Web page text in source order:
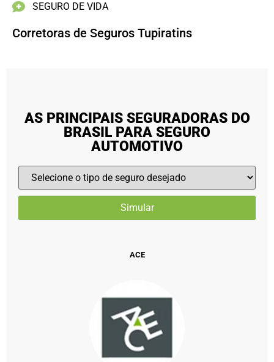
SEGURO DE VIDA
Corretoras de Seguros Tupiratins
AS PRINCIPAIS SEGURADORAS DO
BRASIL PARA SEGURO
AUTOMOTIVO
ACE